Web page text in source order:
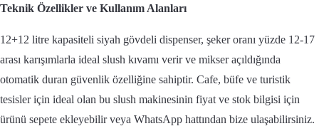
Teknik Özellikler ve Kullanım Alanları
12+12 litre kapasiteli siyah gövdeli dispenser, şeker oranı yüzde 12-17
arası karışımlarla ideal slush kıvamı verir ve mikser açıldığında
otomatik duran güvenlik özelliğine sahiptir. Cafe, büfe ve turistik
tesisler için ideal olan bu slush makinesinin fiyat ve stok bilgisi için
ürünü sepete ekleyebilir veya WhatsApp hattından bize ulaşabilirsiniz.